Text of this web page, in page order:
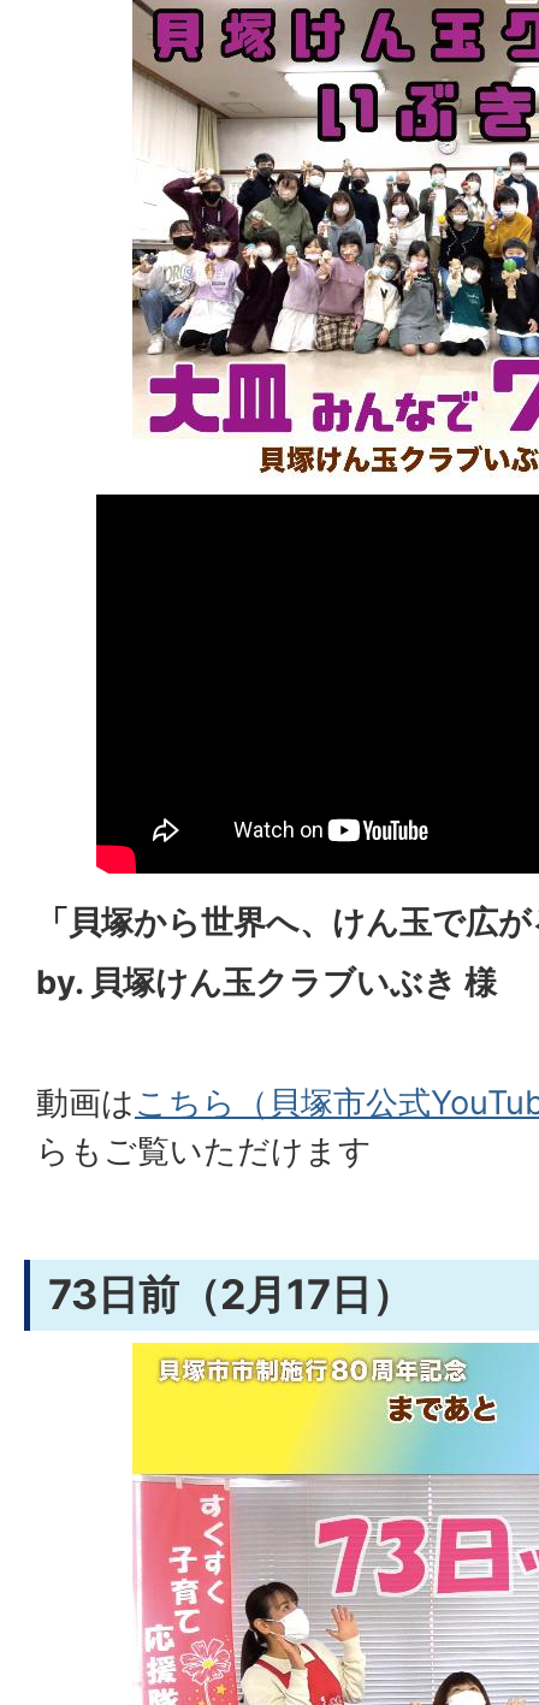
「貝塚から世界へ、けん玉で広
by. 貝塚けん玉クラブいぶき 様
動画はこちら（貝塚市公式
らもご覧いただけます
73日前（2月17日）